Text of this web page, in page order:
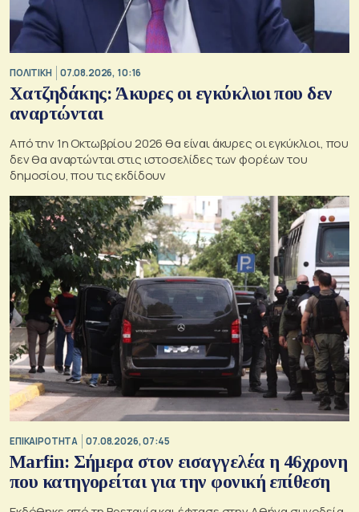
ΠΟΛΙΤΙΚΗ 07.08.2026, 10:16
Χατζηδάκης: Άκυρες οι εγκύκλιοι που δεν
αναρτώνται
Από την 1η Οκτωβρίου 2026 θα είναι άκυρες οι εγκύκλιοι, που
δεν θα αναρτώνται στις ιστοσελίδες των φορέων του
δημοσίου, που τις εκδίδουν
ΕΠΙΚΑΙΡΟΤΗΤΑ 07.08.2026, 07:45
Marfin: Σήμερα στον εισαγγελέα η 46χρονη
που κατηγορείται για την φονική επίθεση